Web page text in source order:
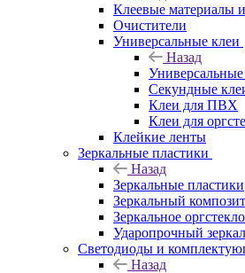
Клеевые материалы
Очистители
Универсальные клеи
Назад
Универсальные
Секундные
Клеи для ПВХ
Клеи для
Клейкие ленты
Зеркальные пластики
Назад
Зеркальные пластики
Зеркальный композит
Зеркальное оргстекло
Ударопрочный
Светодиоды и
Назад